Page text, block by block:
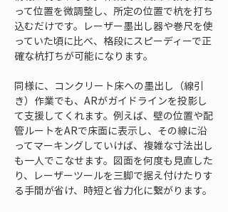
って位置を微調整し、所定の位置で杭を打ち
込むだけです。レーザー墨出し器や巻尺を使
っていた頃に比べ、格段にスピーディーで正
確な杭打ちが可能になります。
同様に、コンクリート床への墨出し（線引
き）作業でも、ARがガイドラインを投影し
て支援してくれます。例えば、壁の位置や配
管ルートをARで床面に表示し、その線に沿
ってマーキングしていけば、複雑な寸法出し
も一人でこなせます。図面を何度も見直した
り、レーザーツールを三脚で据え付けたりす
る手間が省け、時短と省力化に繋がります。